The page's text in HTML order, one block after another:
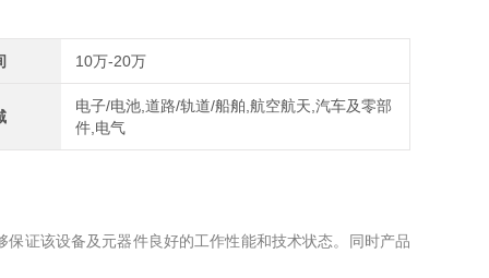
10万-20万
电子/电池,道路/轨道/船舶,航空航天,汽车及零部
件,电气
保证该设备及元器件良好的工作性能和技术状态。同时产品